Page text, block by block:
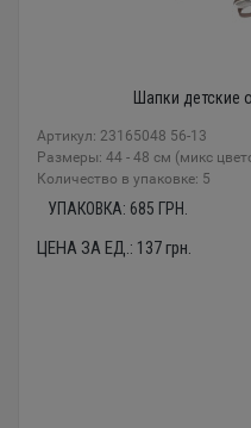
Шапки детские
Артикул: 23165048 56-13
Размеры: 44 - 48 см (микс
Количество в упаковке: 5
УПАКОВКА: 685 ГРН.
ЦЕНА ЗА ЕД.: 137грн.